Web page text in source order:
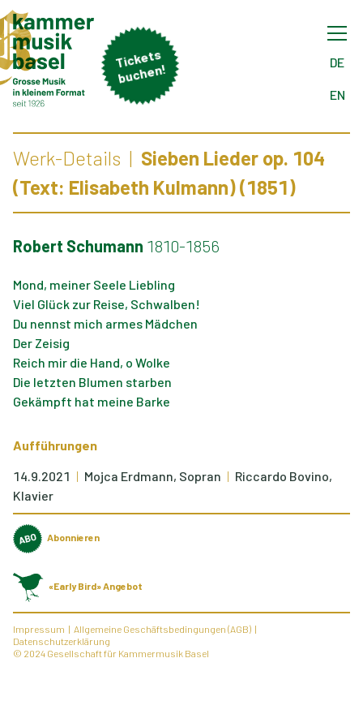
Tick
ets
buch
en! DE
EN
Werk-Details
Sieben Lieder op. 104
(Text: Elisabeth Kulmann) (1851)
Robert Schumann 1810-1856
Mond, meiner Seele Liebling
Viel Glück zur Reise, Schwalben!
Du nennst mich armes Mädchen
Der Zeisig
Reich mir die Hand, o Wolke
Die letzten Blumen starben
Gekämpft hat meine Barke
Aufführungen
14.9.2021
Mojca Erdmann, Sopran
Riccardo Bovino,
Klavier
Abonnieren
«Early Bird» Angebot
Impressum
Allgemeine Geschäftsbedingungen (AGB)
Datenschutzerklärung
© 2024 Gesellschaft für Kammermusik Basel